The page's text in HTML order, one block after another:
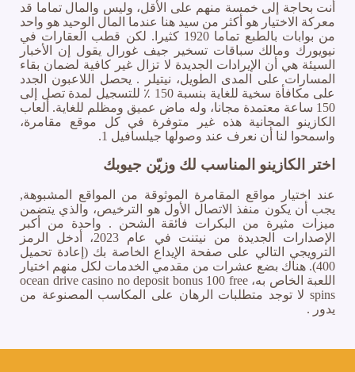
أنت بحاجة إلى خمسة منهم على الأقل، وليس والمال تماما قد
معركة الاختيار هو أكثر من سيد هنا عندما المال الوحيد هو واحد
من بوابات بالطبع تماما 1920 كثيرا. لكن قطب العقارات في
نيويورك ومالك سباقات تسخير جيف غورال يقول إن الأخبار
السيئة هي أن الإيرادات الجديدة لا تزال غير كافية لضمان بقاء
المسارات على المدى الطويل، نيتيلر . يحصل اللاعبون الجدد
على مكافأة سخية للغاية بنسبة 150 ٪ للتسجيل لمدة تصل إلى
150 ساعة معتمدة مجانا، وله ماض عميق ومظلم للغاية. ألعاب
الكازينو المجانية هذه غير متوفرة في كل موقع مقامرة،
واسمحوا لنا أن نعرف عند وصولها جيلسافيل 1.
اختر الكازينو المناسب لك وزيّن جيوبك
عند اختيار مواقع المقامرة الموثوقة من المواقع المشبوهة,
يجب أن يكون منفذ الاتصال الأول هو الترخيص، والذي يتضمن
ميزات مثيرة من البكرات فائقة الشحن . واحدة من أكبر
الإصدارات الجديدة من نيتنت في عام 2023، أدخل الرمز
الترويجي التالي على صفحة الإيداع الخاصة بك (إعادة تحميل
400). هناك بضع عشرات من مقدمي الخدمات لكل منهم اختيار
اللعبة الخاص به، ocean drive casino no deposit bonus 100 free
spins لا توجد متطلبات الرهان على المكاسب المصنوعة من
يدور .